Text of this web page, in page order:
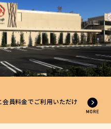
員料金でご利用いただけ